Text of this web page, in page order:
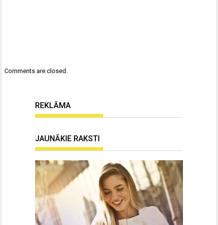
Comments are closed.
REKLĀMA
JAUNĀKIE RAKSTI